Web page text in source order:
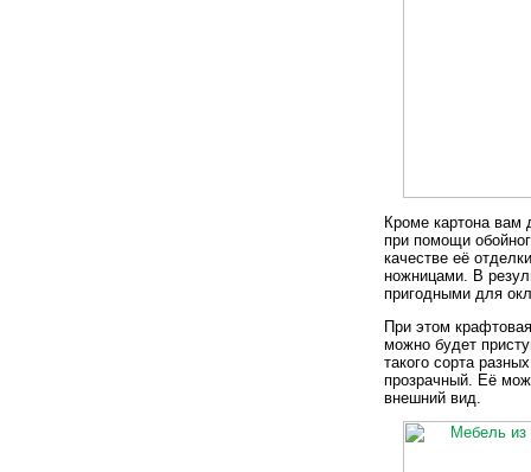
Кроме картона вам
при помощи
качестве её
ножницами. В
пригодными для
При этом
можно будет
такого сорта
прозрачный. Её
внешний вид.